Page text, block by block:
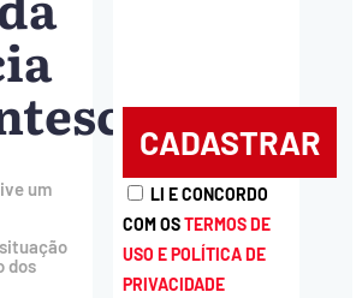
um
dos
LI E CONCORDO
COM OSTERMOS DE
USO E POLÍTICA DE
PRIVACIDADE